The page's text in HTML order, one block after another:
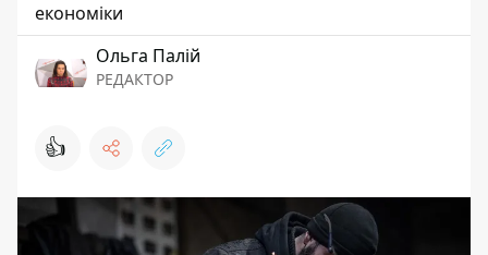
економіки
Ольга Палій
РЕДАКТОР
👍